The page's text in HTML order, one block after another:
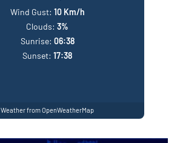
Wind Gust: 10 Km/h
Clouds: 3%
Sunrise: 06:38
Sunset: 17:38
Weather from OpenWeatherMap